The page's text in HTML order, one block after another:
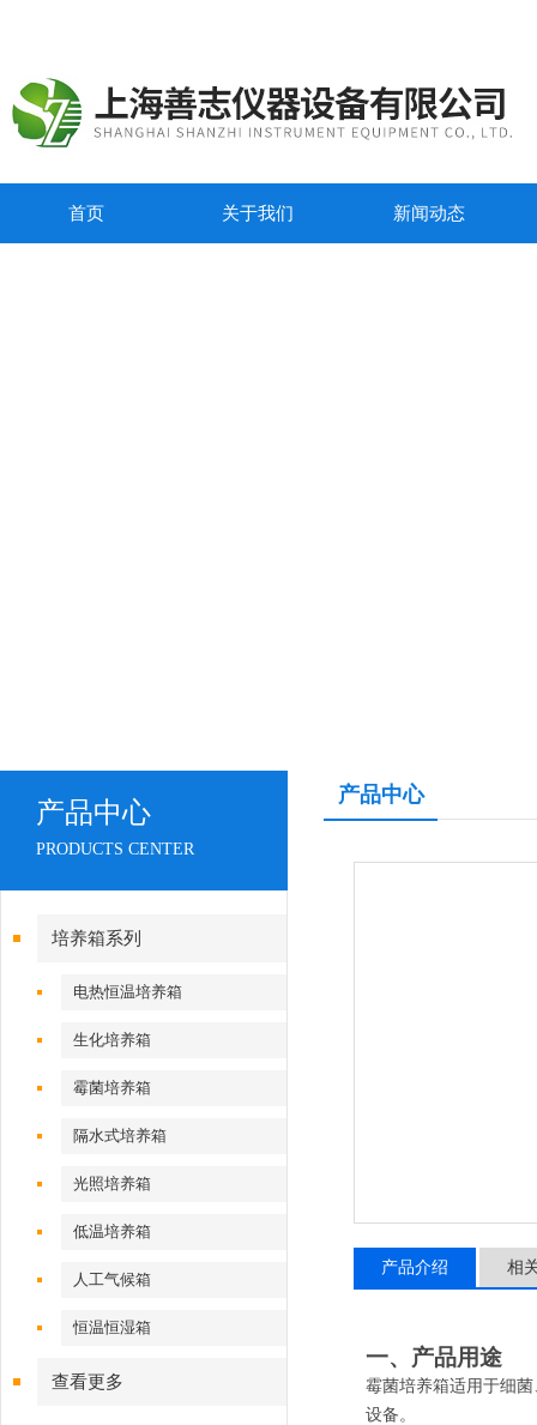
首页 关于我们 新闻动态
产品中心
PRODUCTS CENTER
培养箱系列
电热恒温培养箱
生化培养箱
霉菌培养箱
隔水式培养箱
光照培养箱
低温培养箱
人工气候箱
恒温恒湿箱
查看更多
产品中心
产品介绍 相
一、产品用途
霉菌培养箱适用于细
设备。